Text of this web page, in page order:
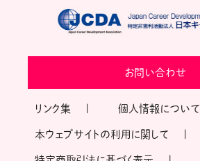
お問い合わせ
リンク集 個人情報について
本ウェブサイトの利用に関して